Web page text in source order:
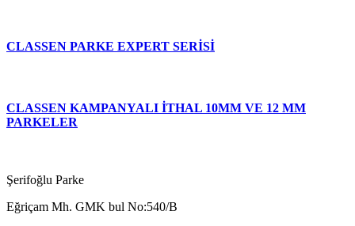
CLASSEN PARKE EXPERT SERİSİ
CLASSEN KAMPANYALI İTHAL 10MM VE 12 MM
PARKELER
Şerifoğlu Parke
Eğriçam Mh. GMK bul No:540/B